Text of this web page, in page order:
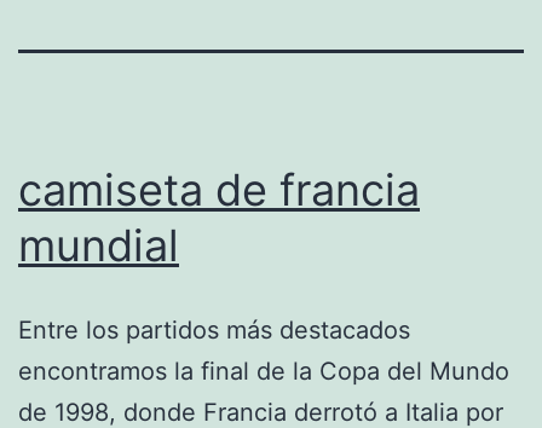
camiseta de francia
mundial
Entre los partidos más destacados
encontramos la final de la Copa del Mundo
de 1998, donde Francia derrotó a Italia por